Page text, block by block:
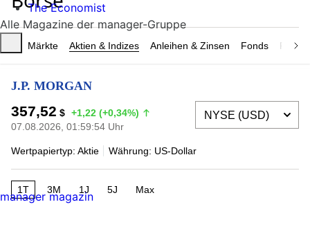
Märkte Aktien & Indizes Anleihen & Zinsen Fonds
J.P. MORGAN
357,52 $ +1,22 (+0,34%)
07.08.2026, 01:59:54 Uhr
Wertpapiertyp: Aktie Währung: US-Dollar
1T 3M 1J 5J Max
The Economist
Alle Magazine der manager-Gruppe
manager magazin